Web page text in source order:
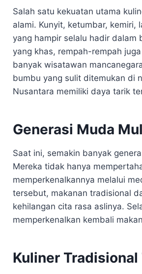
Salah satu kekuatan utama
alami. Kunyit, ketumbar, kemiri,
yang hampir selalu hadir dalam
yang khas, rempah-rempah
banyak wisatawan
bumbu yang sulit ditemukan di
Nusantara memiliki daya tarik
Generasi Muda
Saat ini, semakin banyak
Mereka tidak hanya
memperkenalkannya melalui
tersebut, makanan tradisional
kehilangan cita rasa aslinya.
memperkenalkan kembali
Kuliner Tradisional